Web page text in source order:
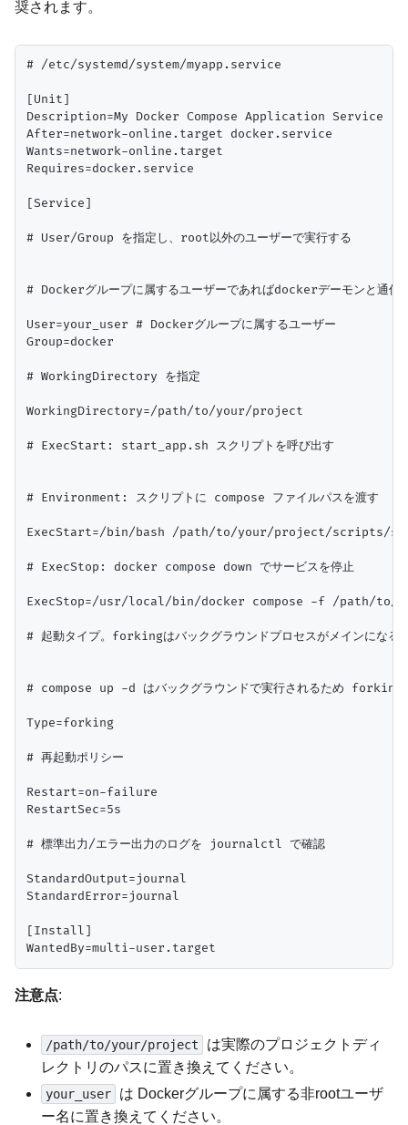
奨されます。
# /etc/systemd/system/myapp.service
[Unit]
Description=My Docker Compose Application Service
After=network-online.target docker.service
Wants=network-online.target
Requires=docker.service
[Service]
# User/Group を指定し、root以外のユーザーで実行する
# Dockerグループに属するユーザーであればdockerデーモンと通信
User=your_user # Dockerグループに属するユーザー
Group=docker
# WorkingDirectory を指定
WorkingDirectory=/path/to/your/project
# ExecStart: start_app.sh スクリプトを呼び出す
# Environment: スクリプトに compose ファイルパスを渡す
ExecStart=/bin/bash /path/to/your/project/scripts/
# ExecStop: docker compose down でサービスを停止
ExecStop=/usr/local/bin/docker compose -f /path/to/
# 起動タイプ。forkingはバックグラウンドプロセスがメインになる
# compose up -d はバックグラウンドで実行されるため forking
Type=forking
# 再起動ポリシー
Restart=on-failure
RestartSec=5s
# 標準出力/エラー出力のログを journalctl で確認
StandardOutput=journal
StandardError=journal
[Install]
注意点:
/path/to/your/project
は実際のプロジェクトディ
レクトリのパスに置き換えてください。
your_user
は Dockerグループに属する非rootユーザ
ー名に置き換えてください。